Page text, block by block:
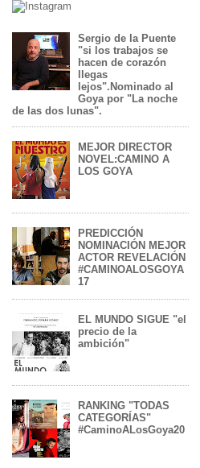
Sergio de la Puente
"si los trabajos se
hacen de corazón
llegas
lejos".Nominado al
Goya por "La noche
de las dos lunas".
MEJOR DIRECTOR
NOVEL:CAMINO A
LOS GOYA
PREDICCIÓN
NOMINACIÓN MEJOR
ACTOR REVELACIÓN
#CAMINOALOSGOYA
17
EL MUNDO SIGUE "el
precio de la
ambición"
RANKING "TODAS
CATEGORÍAS"
#CaminoALosGoya20